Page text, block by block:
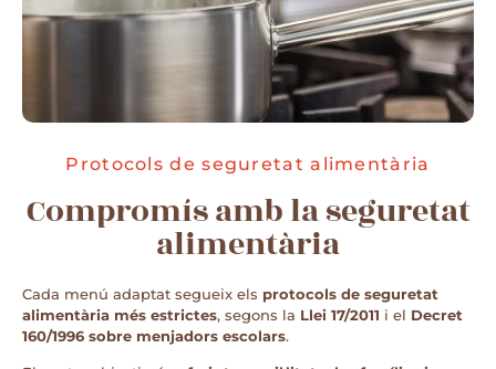
Protocols de seguretat alimentària
Compromís amb la seguretat
alimentària
Cada menú adaptat segueix els protocols de seguretat
alimentària més estrictes, segons la Llei 17/2011 i el Decret
160/1996 sobre menjadors escolars.